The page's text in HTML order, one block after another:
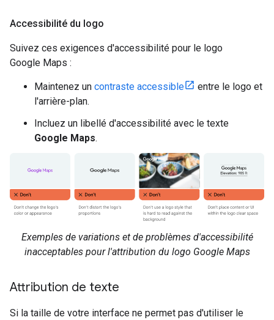
Accessibilité du logo
Suivez ces exigences d'accessibilité pour le logo
Google Maps :
Maintenez un contraste accessible
entre le logo et
l'arrière-plan.
Incluez un libellé d'accessibilité avec le texte
Google Maps.
Exemples de variations et de problèmes d'accessibilité
inacceptables pour l'attribution du logo Google Maps
Attribution de texte
Si la taille de votre interface ne permet pas d'utiliser le